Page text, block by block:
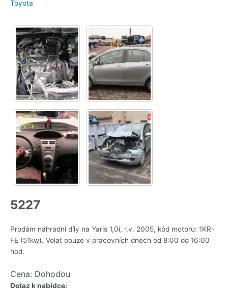
Toyota
5227
Prodám náhradní díly na Yaris 1,0i, r.v. 2005, kód motoru: 1KR-
FE (51kw). Volat pouze v pracovních dnech od 8:00 do 16:00
hod.
Cena: Dohodou
Dotaz k nabídce: